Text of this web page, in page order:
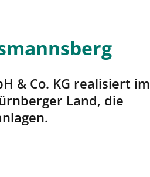
& Co. KG realisiert im
Land, die